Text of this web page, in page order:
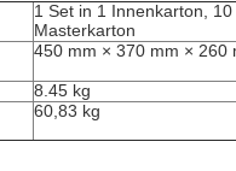
1 Set in 1 Innenkarton, 10
Masterkarton
450 mm × 370 mm × 260
8.45 kg
60,83 kg